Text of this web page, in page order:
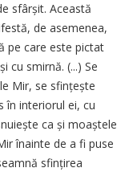
sfârșit. Această
de asemenea,
pe care este pictat
cu smirnă. (...) Se
Mir, se sfințește
în interiorul ei, cu
ca și moaștele
înainte de a fi puse
sfințirea